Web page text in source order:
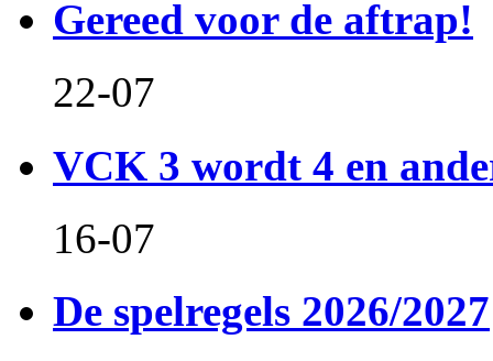
Gereed voor de aftrap!
22-07
VCK 3 wordt 4 en
16-07
De spelregels 2026/2027